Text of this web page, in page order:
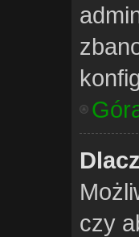
czy